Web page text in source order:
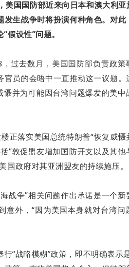
美国国防部近来向日本和澳大利
发生战争时将扮演何种角色。对
假设性”问题。
过去数月，美国国防部负责政策
员的会晤中一直推动这一议题。
慑并为可能因台湾问题爆发的美
正落实美国总统特朗普“恢复威
“敦促盟友增加国防开支以及其
国政府对其亚洲盟友的持续施压。
战争”相关问题作出承诺是一个新
意外，“因为美国本身就对台湾问
“战略模糊”政策，即不明确表示